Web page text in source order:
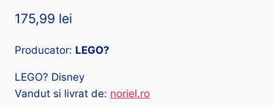
175,99 lei
Producator: LEGO?
LEGO? Disney
Vandut si livrat de: noriel.ro